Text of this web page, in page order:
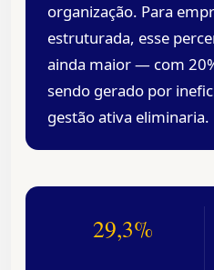
organização. Para
estruturada, esse
ainda maior — com
sendo gerado por
gestão ativa eliminaria.
29,3%